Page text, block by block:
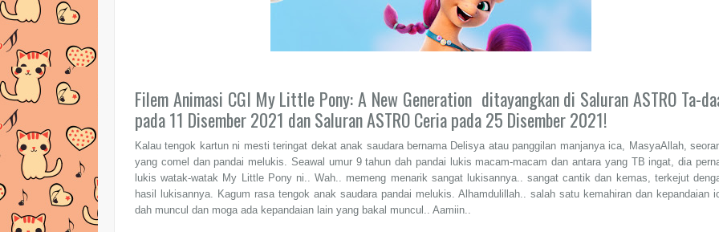
Filem Animasi CGI My Little Pony: A New Generation ditayangkan di Saluran ASTRO Ta-
pada 11 Disember 2021 dan Saluran ASTRO Ceria pada 25 Disember 2021!
Kalau tengok kartun ni mesti teringat dekat anak saudara bernama Delisya atau panggilan manjanya ica, MasyaAllah,
yang comel dan pandai melukis. Seawal umur 9 tahun dah pandai lukis macam-macam dan antara yang TB ingat, dia
lukis watak-watak My Little Pony ni.. Wah.. memeng menarik sangat lukisannya.. sangat cantik dan kemas, terkejut
hasil lukisannya. Kagum rasa tengok anak saudara pandai melukis. Alhamdulillah.. salah satu kemahiran dan kepandaian
dah muncul dan moga ada kepandaian lain yang bakal muncul.. Aamiin..